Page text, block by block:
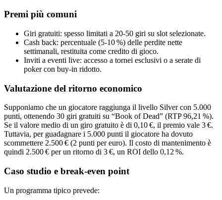
Premi più comuni
Giri gratuiti: spesso limitati a 20‑50 giri su slot selezionate.
Cash back: percentuale (5‑10 %) delle perdite nette
settimanali, restituita come credito di gioco.
Inviti a eventi live: accesso a tornei esclusivi o a serate di
poker con buy‑in ridotto.
Valutazione del ritorno economico
Supponiamo che un giocatore raggiunga il livello Silver con 5.000
punti, ottenendo 30 giri gratuiti su “Book of Dead” (RTP 96,21 %).
Se il valore medio di un giro gratuito è di 0,10 €, il premio vale 3 €.
Tuttavia, per guadagnare i 5.000 punti il giocatore ha dovuto
scommettere 2.500 € (2 punti per euro). Il costo di mantenimento è
quindi 2.500 € per un ritorno di 3 €, un ROI dello 0,12 %.
Caso studio e break‑even point
Un programma tipico prevede: